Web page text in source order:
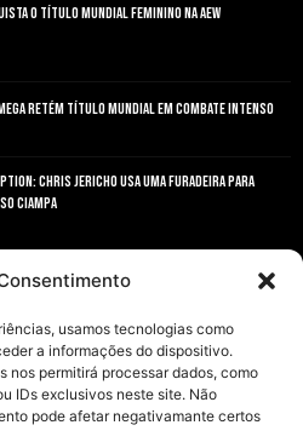
usamos tecnologias como
a informações do dispositivo.
nos permitirá processar dados, como
IDs exclusivos neste site. Não
pode afetar negativamante certos
O TÍTULO MUNDIAL FEMININO NA AEW
RETÉM TÍTULO MUNDIAL EM COMBATE INTENSO
CHRIS JERICHO USA UMA FURADEIRA PARA
CIAMPA
O TÍTULO NACIONAL DA AEW EM GRANDE ESTILO